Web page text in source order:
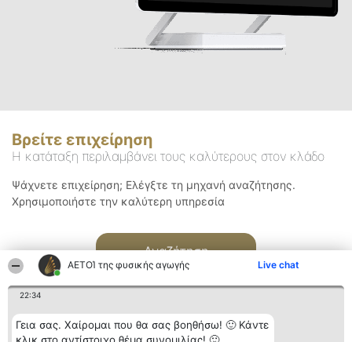
ΑΕΤΟΊ της φυσικής αγωγής Live chat
22:34
Γεια σας. Χαίρομαι που θα σας βοηθήσω! 🙂 Κάντε
Βρείτε επιχείρηση
Η κατάταξη περιλαμβάνει τους καλύτερους στον κλάδο
Ψάχνετε επιχείρηση; Ελέγξτε τη μηχανή αναζήτησης.
Χρησιμοποιήστε την καλύτερη υπηρεσία
Αναζήτηση